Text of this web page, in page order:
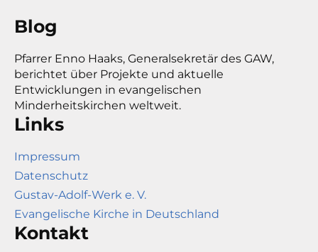
Blog
Pfarrer Enno Haaks, Generalsekretär des GAW,
berichtet über Projekte und aktuelle
Entwicklungen in evangelischen
Minderheitskirchen weltweit.
Links
Impressum
Datenschutz
Gustav-Adolf-Werk e. V.
Evangelische Kirche in Deutschland
Kontakt